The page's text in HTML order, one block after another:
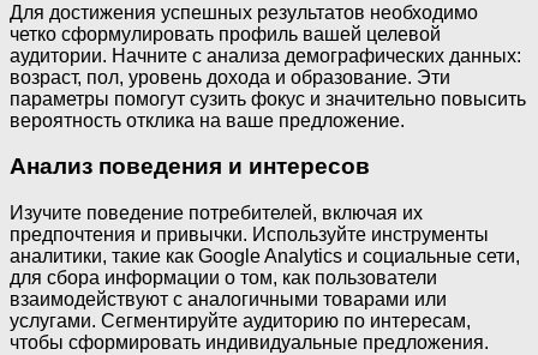
Для достижения успешных результатов необходимо
четко сформулировать профиль вашей целевой
аудитории. Начните с анализа демографических данных:
возраст, пол, уровень дохода и образование. Эти
параметры помогут сузить фокус и значительно повысить
вероятность отклика на ваше предложение.
Анализ поведения и интересов
Изучите поведение потребителей, включая их
предпочтения и привычки. Используйте инструменты
аналитики, такие как Google Analytics и социальные сети,
для сбора информации о том, как пользователи
взаимодействуют с аналогичными товарами или
услугами. Сегментируйте аудиторию по интересам,
чтобы сформировать индивидуальные предложения.